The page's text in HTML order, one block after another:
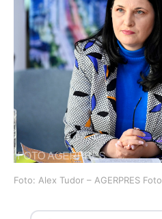
Foto: Alex Tudor – AGERPRES Foto